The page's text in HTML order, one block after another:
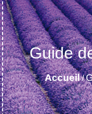
Guide
Accueil/